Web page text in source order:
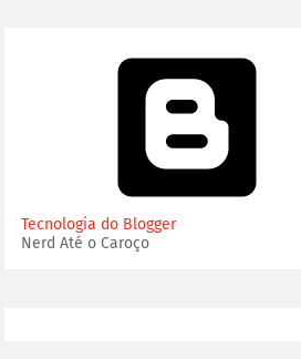
Tecnologia do Blogger
Nerd Até o Caroço